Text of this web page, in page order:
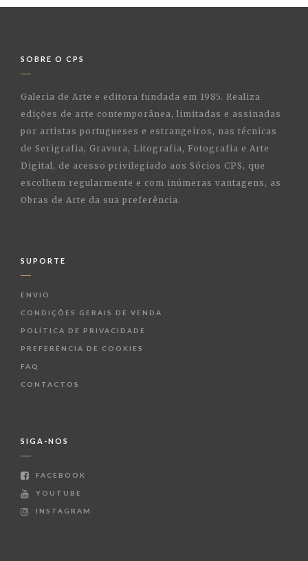
SOBRE O CPS
Galeria de Arte e editora fundada em 1985. Realiza
edições de arte contemporânea, limitadas e assinadas
por artistas portugueses e estrangeiros, nas técnicas
de Serigrafia, Gravura, Litografia, Fotografia e Arte
Digital, de acesso privilegiado aos Sócios CPS, que
escolhem regularmente e com inúmeras vantagens, as
Obras de Arte da sua preferência.
SUPORTE
ENVIO
CONDIÇÕES GERAIS DE VENDA
POLÍTICA DE PRIVACIDADE
PREFERÊNCIA DE COOKIES
FAQ
CONTACTOS
SIGA-NOS
FACEBOOK
YOUTUBE
INSTAGRAM